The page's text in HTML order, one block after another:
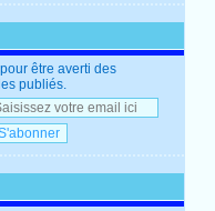
être averti des
publiés.